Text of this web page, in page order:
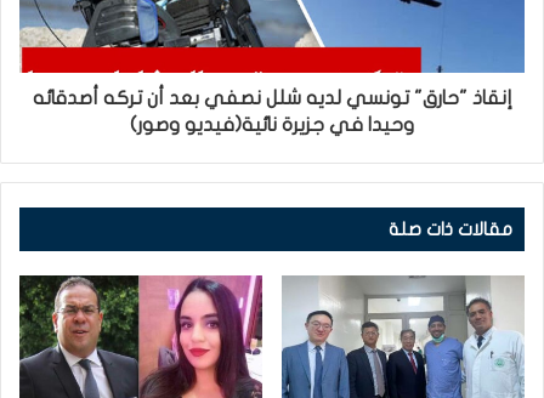
إنقاذ "حارق" تونسي لديه شلل نصفي بعد أن تركه أصدقائه
وحيدا في جزيرة نائية(فيديو وصور)
مقالات ذات صلة